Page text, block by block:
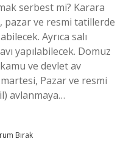
serbest mi? Karara
pazar ve resmi tatillerde
Ayrıca salı
yapılabilecek. Domuz
ve devlet av
Pazar ve resmi
avlanmaya…
Bırak